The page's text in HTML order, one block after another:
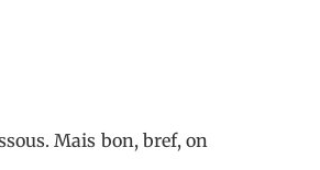
Mais bon, bref, on